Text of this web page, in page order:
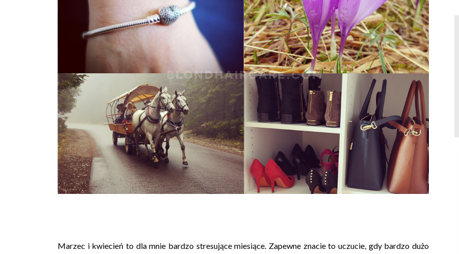
Marzec i kwiecień to dla mnie bardzo stresujące miesiące. Zapewne znacie to uczucie, gdy bardzo dużo